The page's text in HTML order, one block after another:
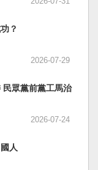
？
2026-07-29
眾黨前黨工馬治
2026-07-24
人